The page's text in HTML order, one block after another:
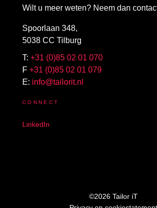
Wilt u meer weten? Neem dan
Spoorlaan 348,
5038 CC Tilburg
T: +31 (0)85 02 01 070
F +31 (0)85 02 01 079
E: info@tailorit.nl
CONNECT
LinkedIn
©2026 Tailor iT